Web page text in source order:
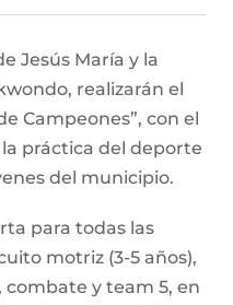
Jesús María y la
realizarán el
Campeones”, con el
práctica del deporte
del municipio.
para todas las
motriz (3-5 años),
y team 5, en